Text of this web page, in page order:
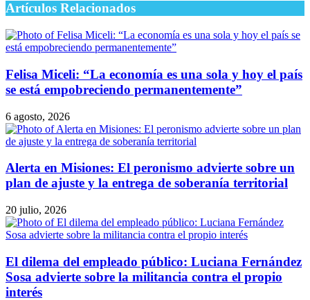
Artículos Relacionados
Felisa Miceli: “La economía es una sola y hoy el país
se está empobreciendo permanentemente”
6 agosto, 2026
Alerta en Misiones: El peronismo advierte sobre un
plan de ajuste y la entrega de soberanía territorial
20 julio, 2026
El dilema del empleado público: Luciana Fernández
Sosa advierte sobre la militancia contra el propio
interés